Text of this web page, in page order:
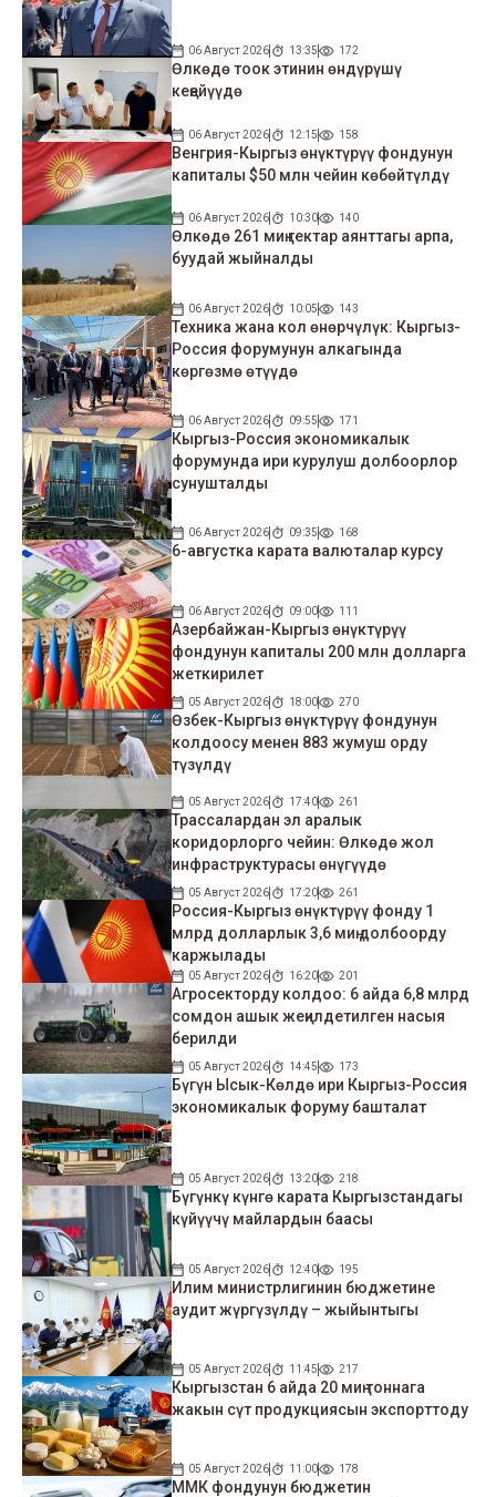
06 Август 2026 13:35 172
Өлкөдө тоок этинин өндүрүшү
кеңейүүдө
06 Август 2026 12:15 158
Венгрия-Кыргыз өнүктүрүү фондунун
капиталы $50 млн чейин көбөйтүлдү
06 Август 2026 10:30 140
Өлкөдө 261 миң гектар аянттагы арпа,
буудай жыйналды
06 Август 2026 10:05 143
Техника жана кол өнөрчүлүк: Кыргыз-
Россия форумунун алкагында
көргөзмө өтүүдө
06 Август 2026 09:55 171
Кыргыз-Россия экономикалык
форумунда ири курулуш долбоорлор
сунушталды
06 Август 2026 09:35 168
6-августка карата валюталар курсу
06 Август 2026 09:00 111
Азербайжан-Кыргыз өнүктүрүү
фондунун капиталы 200 млн долларга
жеткирилет
05 Август 2026 18:00 270
Өзбек-Кыргыз өнүктүрүү фондунун
колдоосу менен 883 жумуш орду
түзүлдү
05 Август 2026 17:40 261
Трассалардан эл аралык
коридорлорго чейин: Өлкөдө жол
инфраструктурасы өнүгүүдө
05 Август 2026 17:20 261
Россия-Кыргыз өнүктүрүү фонду 1
млрд долларлык 3,6 миң долбоорду
каржылады
05 Август 2026 16:20 201
Агросекторду колдоо: 6 айда 6,8 млрд
сомдон ашык жеңилдетилген насыя
берилди
05 Август 2026 14:45 173
Бүгүн Ысык-Көлдө ири Кыргыз-Россия
экономикалык форуму башталат
05 Август 2026 13:20 218
Бүгүнкү күнгө карата Кыргызстандагы
күйүүчү майлардын баасы
05 Август 2026 12:40 195
Илим министрлигинин бюджетине
аудит жүргүзүлдү – жыйынтыгы
05 Август 2026 11:45 217
Кыргызстан 6 айда 20 миң тоннага
жакын сүт продукциясын экспорттоду
05 Август 2026 11:00 178
ММК фондунун бюджетин